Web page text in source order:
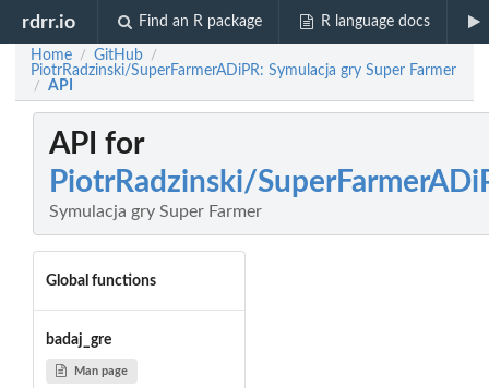
rdrr.io Find an R package R language docs
Home / GitHub /
PiotrRadzinski/SuperFarmerADiPR: Symulacja gry Super Farmer
/ API
API for
PiotrRadzinski/
Symulacja gry Super Farmer
Global functions
badaj_gre
Man page